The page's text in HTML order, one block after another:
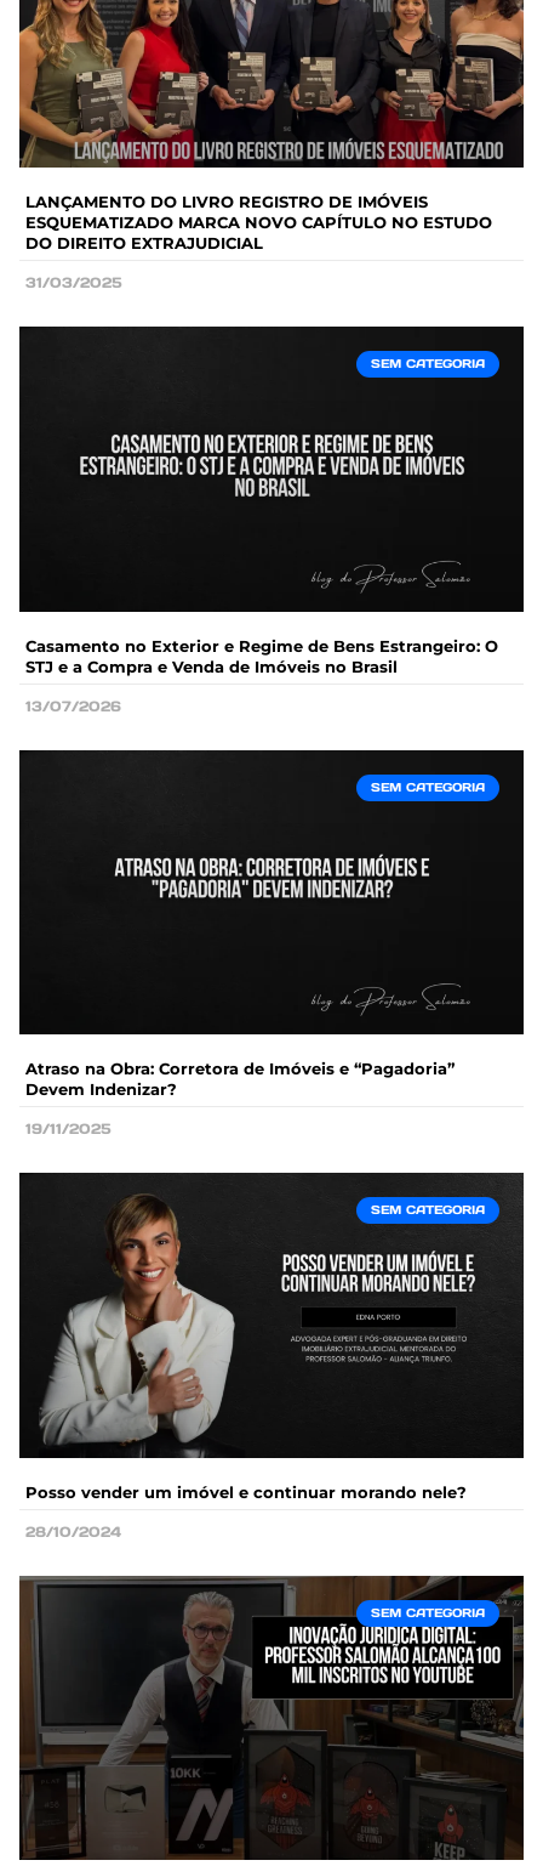
LANÇAMENTO DO LIVRO REGISTRO DE IMÓVEIS
ESQUEMATIZADO MARCA NOVO CAPÍTULO NO ESTUDO
DO DIREITO EXTRAJUDICIAL
31/03/2025
SEM CATEGORIA
Casamento no Exterior e Regime de Bens Estrangeiro: O
STJ e a Compra e Venda de Imóveis no Brasil
13/07/2026
SEM CATEGORIA
Atraso na Obra: Corretora de Imóveis e “Pagadoria”
Devem Indenizar?
19/11/2025
SEM CATEGORIA
Posso vender um imóvel e continuar morando nele?
28/10/2024
SEM CATEGORIA